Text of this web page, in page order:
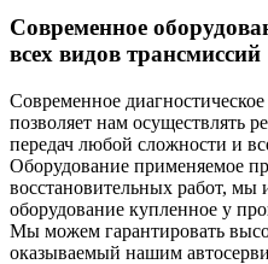
Современное
всех видов трансмиссий
Современное
позволяет нам осуществлять
передач любой сложности и
Оборудование применяемое
восстановительных работ, мы
оборудование купленное у
Мы можем гарантировать
оказываемый нашим